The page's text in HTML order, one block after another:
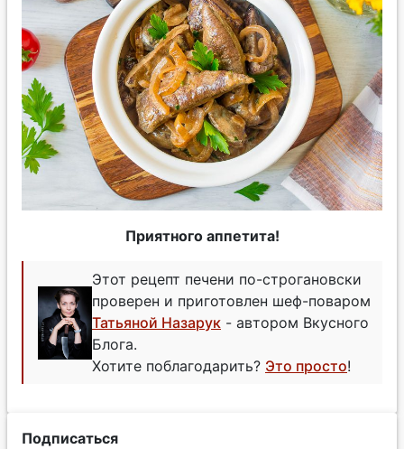
Приятного аппетита!
Этот рецепт печени по-строгановски
проверен и приготовлен шеф-поваром
Татьяной Назарук - автором Вкусного
Блога.
Хотите поблагодарить? Это просто!
Подписаться